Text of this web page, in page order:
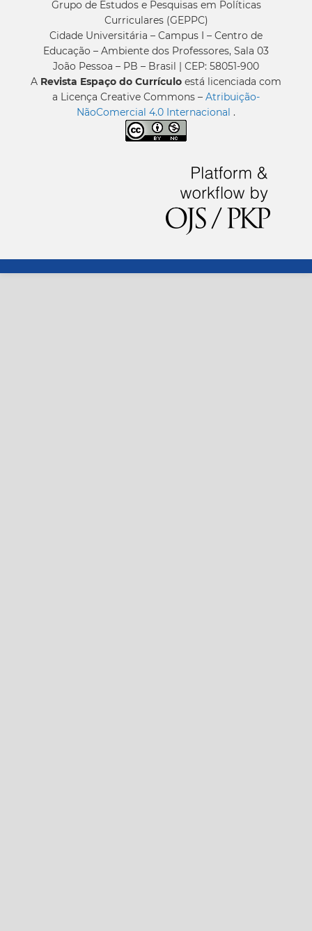
Grupo de Estudos e Pesquisas em Políticas
Curriculares (GEPPC)
Cidade Universitária – Campus I – Centro de
Educação – Ambiente dos Professores, Sala 03
João Pessoa – PB – Brasil | CEP: 58051-900
A Revista Espaço do Currículo está licenciada com
a Licença Creative Commons – Atribuição-
NãoComercial 4.0 Internacional .